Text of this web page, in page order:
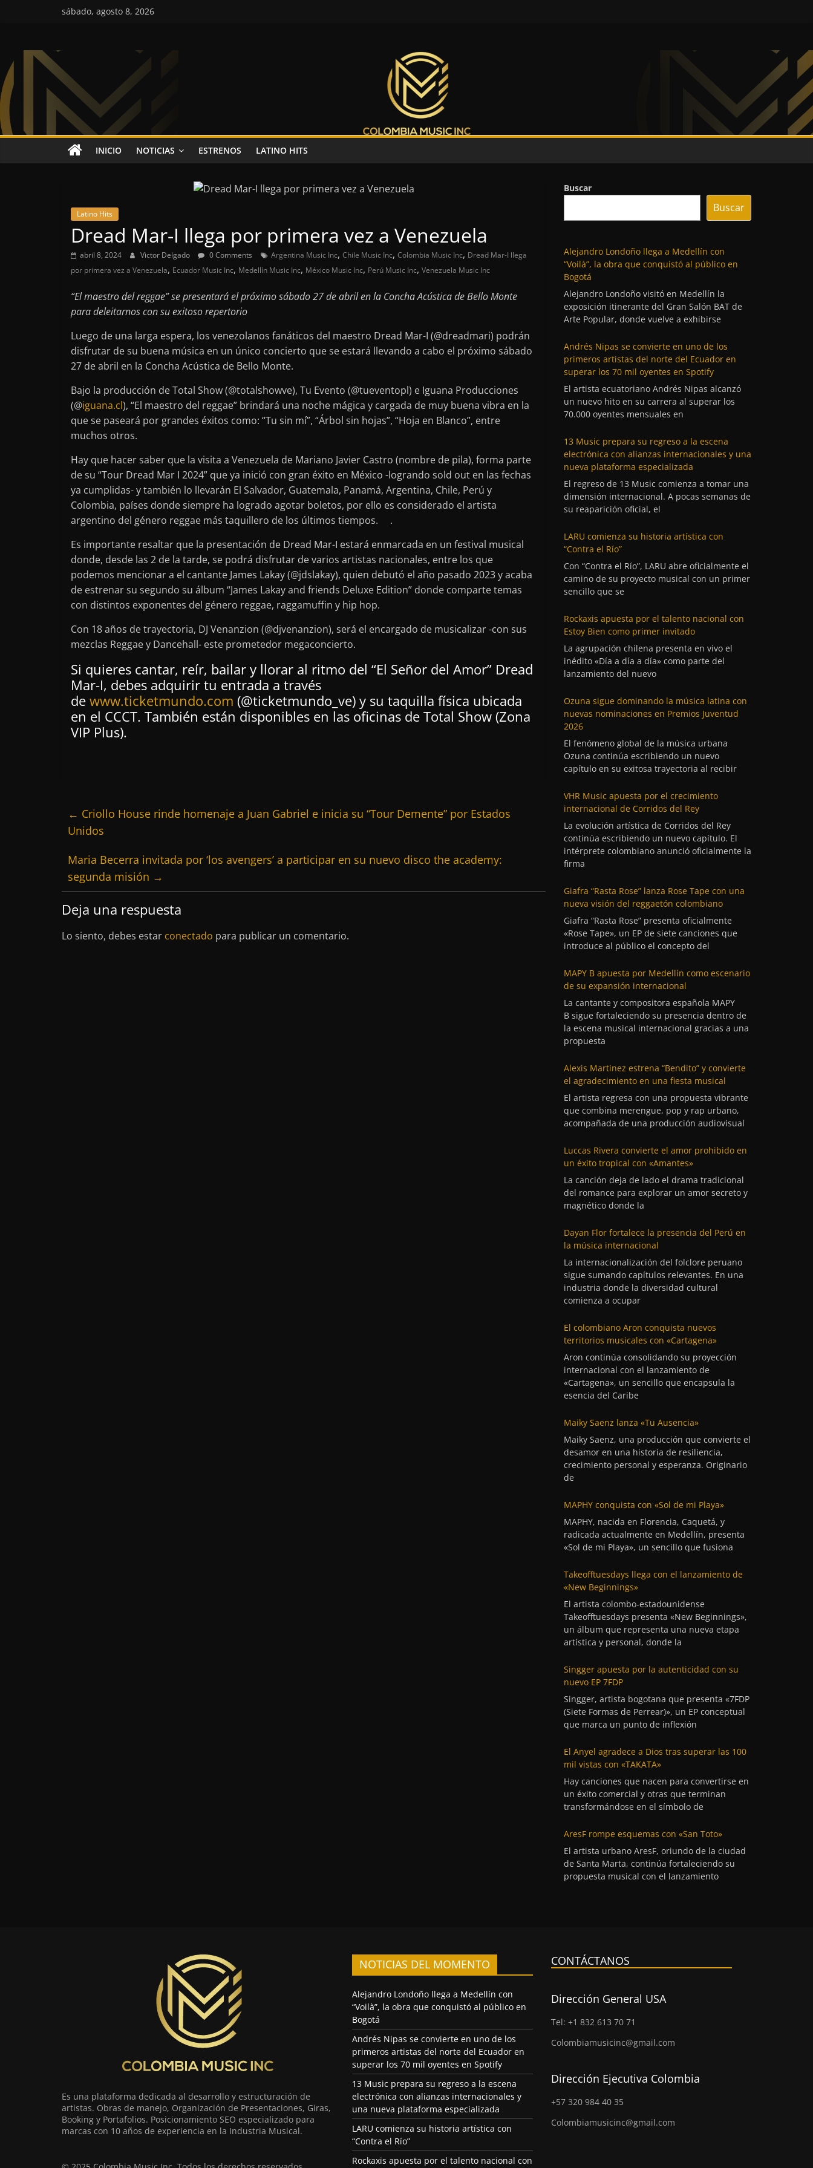
sábado, agosto 8, 2026
Colombia
Music
Inc
Colombia
Music
INICIO NOTICIAS ESTRENOS LATINO HITS
Latino Hits
Dread Mar-I llega por primera vez a Venezuela
abril 8, 2024 Victor Delgado 0 Comments Argentina Music Inc, Chile Music Inc, Colombia Music Inc, Dread Mar-I llega
por primera vez a Venezuela, Ecuador Music Inc, Medellín Music Inc, México Music Inc, Perú Music Inc, Venezuela Music Inc
“El maestro del reggae” se presentará el próximo sábado 27 de abril en la Concha Acústica de Bello Monte
para deleitarnos con su exitoso repertorio
Luego de una larga espera, los venezolanos fanáticos del maestro Dread Mar-I (@dreadmari) podrán
disfrutar de su buena música en un único concierto que se estará llevando a cabo el próximo sábado
27 de abril en la Concha Acústica de Bello Monte.
Bajo la producción de Total Show (@totalshowve), Tu Evento (@tueventopl) e Iguana Producciones
(@iguana.cl), “El maestro del reggae” brindará una noche mágica y cargada de muy buena vibra en la
que se paseará por grandes éxitos como: “Tu sin mí”, “Árbol sin hojas”, “Hoja en Blanco”, entre
muchos otros.
Hay que hacer saber que la visita a Venezuela de Mariano Javier Castro (nombre de pila), forma parte
de su “Tour Dread Mar I 2024” que ya inició con gran éxito en México -logrando sold out en las fechas
ya cumplidas- y también lo llevarán El Salvador, Guatemala, Panamá, Argentina, Chile, Perú y
Colombia, países donde siempre ha logrado agotar boletos, por ello es considerado el artista
argentino del género reggae más taquillero de los últimos tiempos. .
Es importante resaltar que la presentación de Dread Mar-I estará enmarcada en un festival musical
donde, desde las 2 de la tarde, se podrá disfrutar de varios artistas nacionales, entre los que
podemos mencionar a el cantante James Lakay (@jdslakay), quien debutó el año pasado 2023 y acaba
de estrenar su segundo su álbum “James Lakay and friends Deluxe Edition” donde comparte temas
con distintos exponentes del género reggae, raggamuffin y hip hop.
Con 18 años de trayectoria, DJ Venanzion (@djvenanzion), será el encargado de musicalizar -con sus
mezclas Reggae y Dancehall- este prometedor megaconcierto.
Si quieres cantar, reír, bailar y llorar al ritmo del “El Señor del Amor” Dread
Mar-I, debes adquirir tu entrada a través
de www.ticketmundo.com (@ticketmundo_ve) y su taquilla física ubicada
en el CCCT. También están disponibles en las oficinas de Total Show (Zona
VIP Plus).
← Criollo House rinde homenaje a Juan Gabriel e inicia su “Tour Demente” por Estados
Unidos
Maria Becerra invitada por ‘los avengers’ a participar en su nuevo disco the academy:
segunda misión →
Deja una respuesta
Lo siento, debes estar conectado para publicar un comentario.
Buscar
Buscar
Alejandro Londoño llega a Medellín con
“Voilà”, la obra que conquistó al público en
Bogotá
Alejandro Londoño visitó en Medellín la
exposición itinerante del Gran Salón BAT de
Arte Popular, donde vuelve a exhibirse
Andrés Nipas se convierte en uno de los
primeros artistas del norte del Ecuador en
superar los 70 mil oyentes en Spotify
El artista ecuatoriano Andrés Nipas alcanzó
un nuevo hito en su carrera al superar los
70.000 oyentes mensuales en
13 Music prepara su regreso a la escena
electrónica con alianzas internacionales y una
nueva plataforma especializada
El regreso de 13 Music comienza a tomar una
dimensión internacional. A pocas semanas de
su reaparición oficial, el
LARU comienza su historia artística con
“Contra el Río”
Con “Contra el Río”, LARU abre oficialmente el
camino de su proyecto musical con un primer
sencillo que se
Rockaxis apuesta por el talento nacional con
Estoy Bien como primer invitado
La agrupación chilena presenta en vivo el
inédito «Día a día a día» como parte del
lanzamiento del nuevo
Ozuna sigue dominando la música latina con
nuevas nominaciones en Premios Juventud
2026
El fenómeno global de la música urbana
Ozuna continúa escribiendo un nuevo
capítulo en su exitosa trayectoria al recibir
VHR Music apuesta por el crecimiento
internacional de Corridos del Rey
La evolución artística de Corridos del Rey
continúa escribiendo un nuevo capítulo. El
intérprete colombiano anunció oficialmente la
firma
Giafra “Rasta Rose” lanza Rose Tape con una
nueva visión del reggaetón colombiano
Giafra “Rasta Rose” presenta oficialmente
«Rose Tape», un EP de siete canciones que
introduce al público el concepto del
MAPY B apuesta por Medellín como escenario
de su expansión internacional
La cantante y compositora española MAPY
B sigue fortaleciendo su presencia dentro de
la escena musical internacional gracias a una
propuesta
Alexis Martinez estrena “Bendito” y convierte
el agradecimiento en una fiesta musical
El artista regresa con una propuesta vibrante
que combina merengue, pop y rap urbano,
acompañada de una producción audiovisual
Luccas Rivera convierte el amor prohibido en
un éxito tropical con «Amantes»
La canción deja de lado el drama tradicional
del romance para explorar un amor secreto y
magnético donde la
Dayan Flor fortalece la presencia del Perú en
la música internacional
La internacionalización del folclore peruano
sigue sumando capítulos relevantes. En una
industria donde la diversidad cultural
comienza a ocupar
El colombiano Aron conquista nuevos
territorios musicales con «Cartagena»
Aron continúa consolidando su proyección
internacional con el lanzamiento de
«Cartagena», un sencillo que encapsula la
esencia del Caribe
Maiky Saenz lanza «Tu Ausencia»
Maiky Saenz, una producción que convierte el
desamor en una historia de resiliencia,
crecimiento personal y esperanza. Originario
de
MAPHY conquista con «Sol de mi Playa»
MAPHY, nacida en Florencia, Caquetá, y
radicada actualmente en Medellín, presenta
«Sol de mi Playa», un sencillo que fusiona
Takeofftuesdays llega con el lanzamiento de
«New Beginnings»
El artista colombo-estadounidense
Takeofftuesdays presenta «New Beginnings»,
un álbum que representa una nueva etapa
artística y personal, donde la
Singger apuesta por la autenticidad con su
nuevo EP 7FDP
Singger, artista bogotana que presenta «7FDP
(Siete Formas de Perrear)», un EP conceptual
que marca un punto de inflexión
El Anyel agradece a Dios tras superar las 100
mil vistas con «TAKATA»
Hay canciones que nacen para convertirse en
un éxito comercial y otras que terminan
transformándose en el símbolo de
AresF rompe esquemas con «San Toto»
El artista urbano AresF, oriundo de la ciudad
de Santa Marta, continúa fortaleciendo su
propuesta musical con el lanzamiento
Es una plataforma dedicada al desarrollo y estructuración de
artistas. Obras de manejo, Organización de Presentaciones, Giras,
Booking y Portafolios. Posicionamiento SEO especializado para
marcas con 10 años de experiencia en la Industria Musical.
NOTICIAS DEL MOMENTO
Alejandro Londoño llega a Medellín con
“Voilà”, la obra que conquistó al público en
Bogotá
Andrés Nipas se convierte en uno de los
primeros artistas del norte del Ecuador en
superar los 70 mil oyentes en Spotify
13 Music prepara su regreso a la escena
electrónica con alianzas internacionales y
una nueva plataforma especializada
LARU comienza su historia artística con
“Contra el Río”
Rockaxis apuesta por el talento nacional con
CONTÁCTANOS
Dirección General USA
Tel: +1 832 613 70 71
Colombiamusicinc@gmail.com
Dirección Ejecutiva Colombia
+57 320 984 40 35
Colombiamusicinc@gmail.com